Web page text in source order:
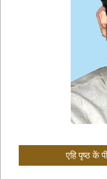
एहि पृष्ठ कें